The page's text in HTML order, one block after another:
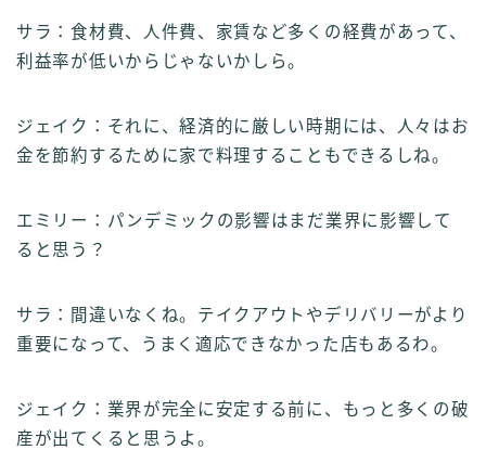
サラ：食材費、人件費、家賃など多くの経費があって、
利益率が低いからじゃないかしら。
ジェイク：それに、経済的に厳しい時期には、人々はお
金を節約するために家で料理することもできるしね。
エミリー：パンデミックの影響はまだ業界に影響して
ると思う？
サラ：間違いなくね。テイクアウトやデリバリーがより
重要になって、うまく適応できなかった店もあるわ。
ジェイク：業界が完全に安定する前に、もっと多くの破
産が出てくると思うよ。